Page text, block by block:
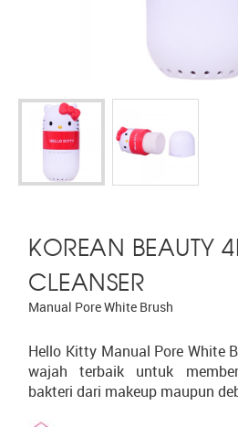
KOREAN BEAUTY
CLEANSER
Manual Pore White Brush
Hello Kitty Manual Pore White
wajah terbaik untuk
bakteri dari makeup maupun